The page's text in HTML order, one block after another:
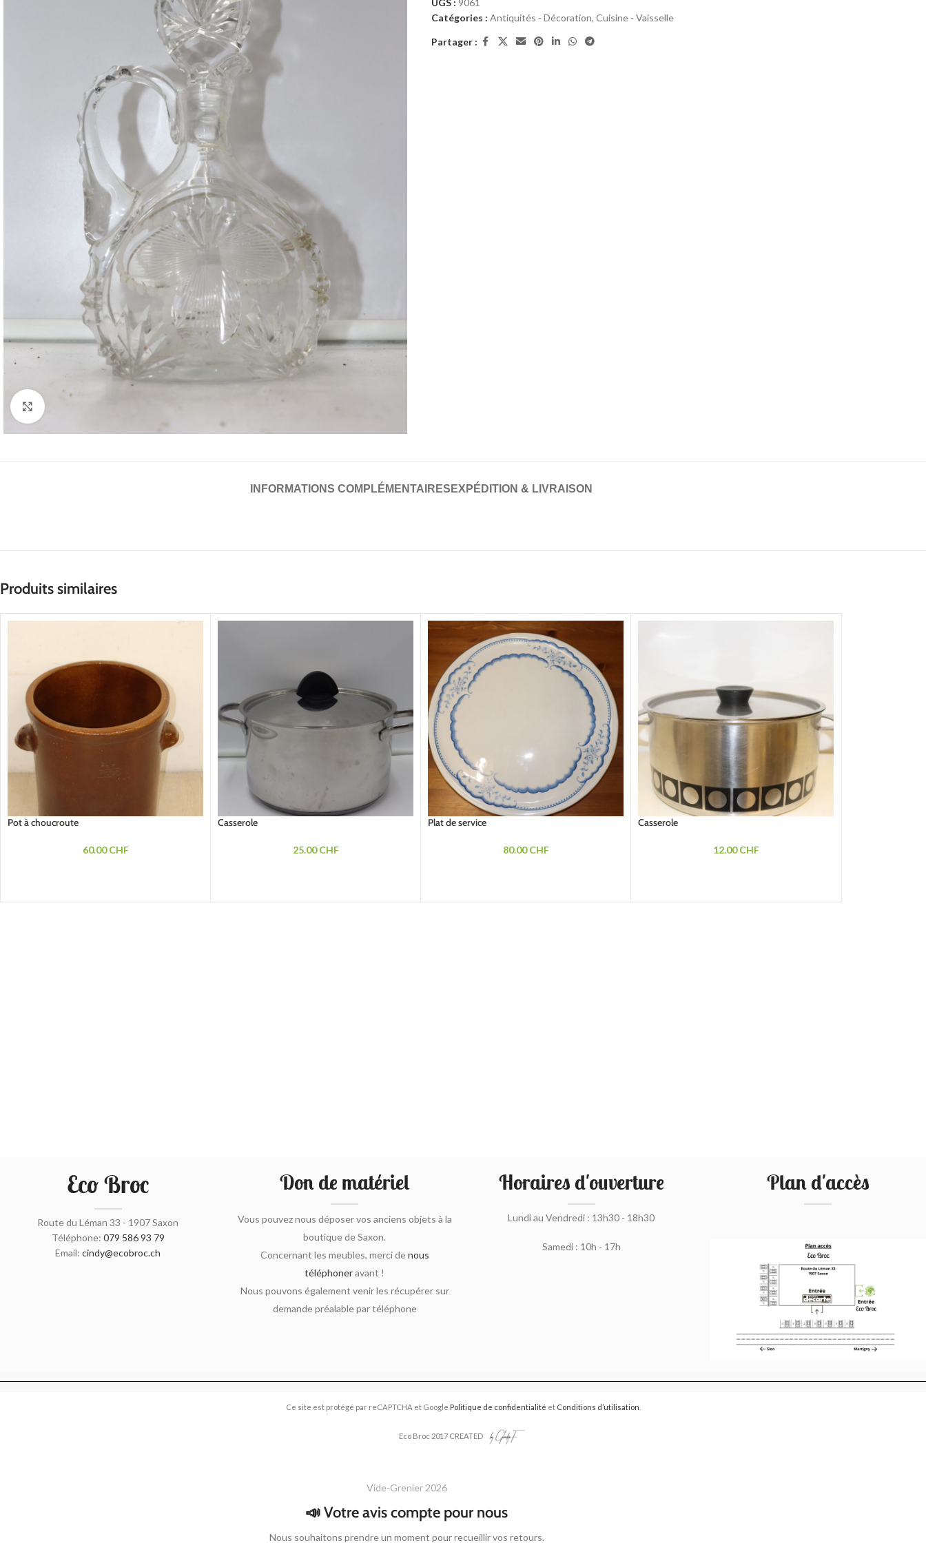
UGS : 9061
Catégories : Antiquités - Décoration, Cuisine - Vaisselle
Partager :
INFORMATIONS COMPLÉMENTAIRES EXPÉDITION & LIVRAISON
Produits similaires
Pot à choucroute
60.00CHF
Casserole
25.00CHF
Plat de service
80.00CHF
Casserole
12.00CHF
Eco Broc
Route du Léman 33 - 1907 Saxon
Téléphone: 079 586 93 79
Email:cindy@ecobroc.ch
Don de matériel
Vous pouvez nous déposer vos anciens objets à la
boutique de Saxon.
Concernant les meubles, merci denous
téléphoneravant !
Nous pouvons également venir les récupérer sur
demande préalable par téléphone
Horaires d'ouverture
Lundi au Vendredi : 13h30 - 18h30
Samedi : 10h - 17h
Plan d'accès
Ce site est protégé par reCAPTCHA et Google Politique de confidentialité et Conditions d’utilisation
Eco Broc 2017 CREATED
Vide-Grenier 2026
📣 Votre avis compte pour nous
Nous souhaitons prendre un moment pour recueillir vos retours.